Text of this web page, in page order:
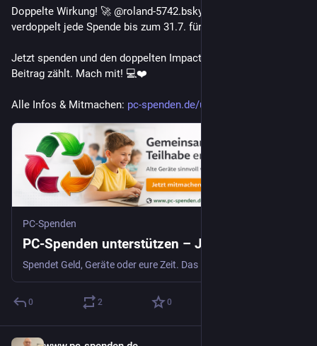
Doppelte Wirkung! 🚀 @roland-5742.bsky.social von Bluesky
verdoppelt jede Spende bis zum 31.7. für mein Projekt!
Jetzt spenden und den doppelten Impact erzielen – jeder
Beitrag zählt. Mach mit! 💻❤️
Alle Infos & Mitmachen: pc-spenden.de/unter.php
PC-Spenden
PC-Spenden unterstützen – Jede Hilfe zählt
0 2 0